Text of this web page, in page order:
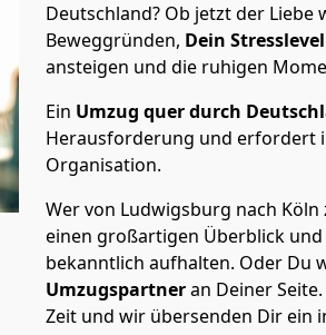
Deutschland? Ob jetzt der
Beweggründen, Dein Stresslevel
ansteigen und die ruhigen
Ein Umzug quer durch
Herausforderung und erfordert
Organisation.
Wer von Ludwigsburg nach
einen großartigen Überblick
bekanntlich aufhalten. Oder Du
Umzugspartneran Deiner
Zeit und wir übersenden Dir ein